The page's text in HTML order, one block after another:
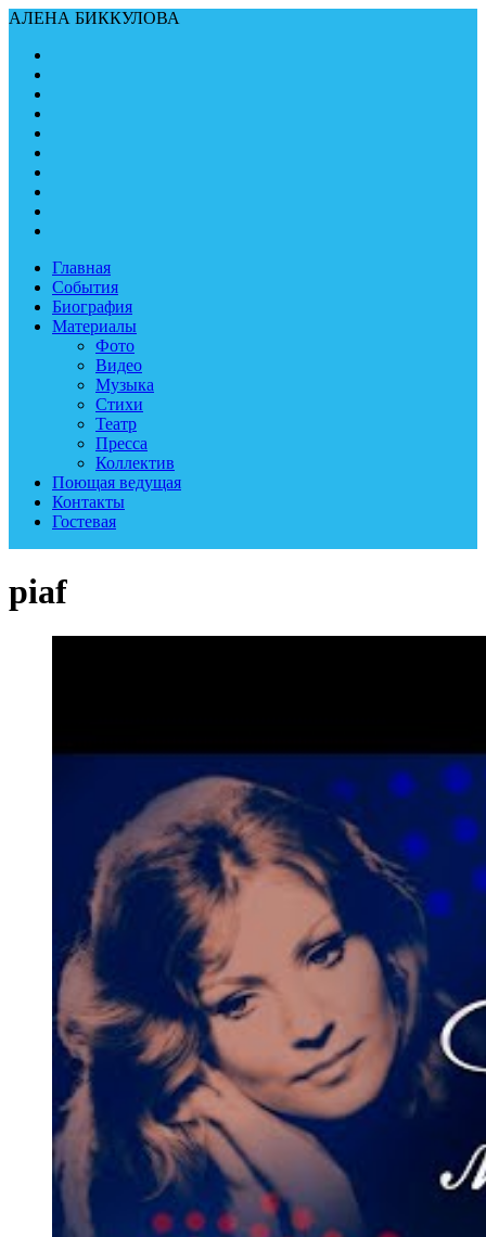
АЛЕНА БИККУЛОВА
Главная
События
Биография
Материалы
Фото
Видео
Музыка
Стихи
Театр
Пресса
Коллектив
Поющая ведущая
Контакты
Гостевая
piaf